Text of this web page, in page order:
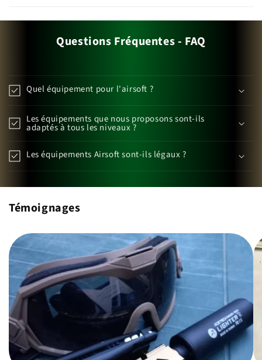
Questions Fréquentes - FAQ
Quel équipement pour l'airsoft ?
Les équipements que nous proposons sont-ils
adaptés à tous les niveaux ?
Les équipements Airsoft sont-ils légaux ?
Témoignages